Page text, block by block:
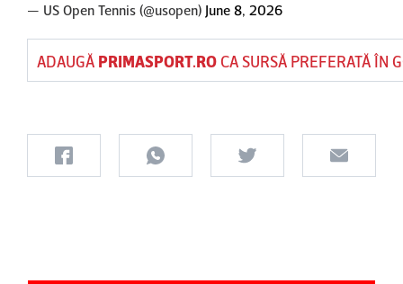
— US Open Tennis (@usopen) June 8, 2026
ADAUGĂ PRIMASPORT.ROCA SURSĂ PREFERATĂ ÎN